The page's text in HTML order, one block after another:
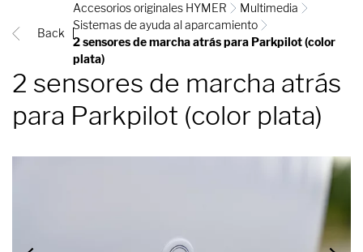
Back
Accesorios originales HYMER
Multimedia
Sistemas de ayuda al aparcamiento
2 sensores de marcha atrás para Parkpilot (color
plata)
2 sensores de marcha atrás
para Parkpilot (color plata)